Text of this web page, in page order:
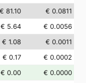
€ 81.10
€ 0.0811
€ 5.64
€ 0.0056
€ 1.08
€ 0.0011
€ 0.17
€ 0.0002
€ 0.00
€ 0.0000